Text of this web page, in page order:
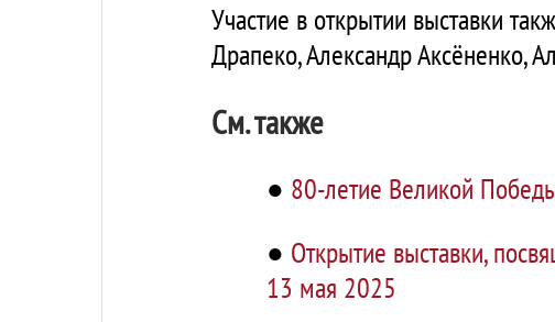
Участие в открытии выставки
Драпеко, Александр Аксёненко,
См. также
● 80-летие Великой
● Открытие выставки,
13 мая 2025